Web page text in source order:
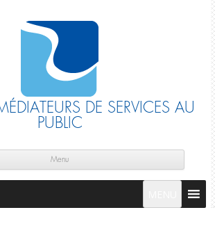
DE SERVICES AU
PUBLIC
Menu